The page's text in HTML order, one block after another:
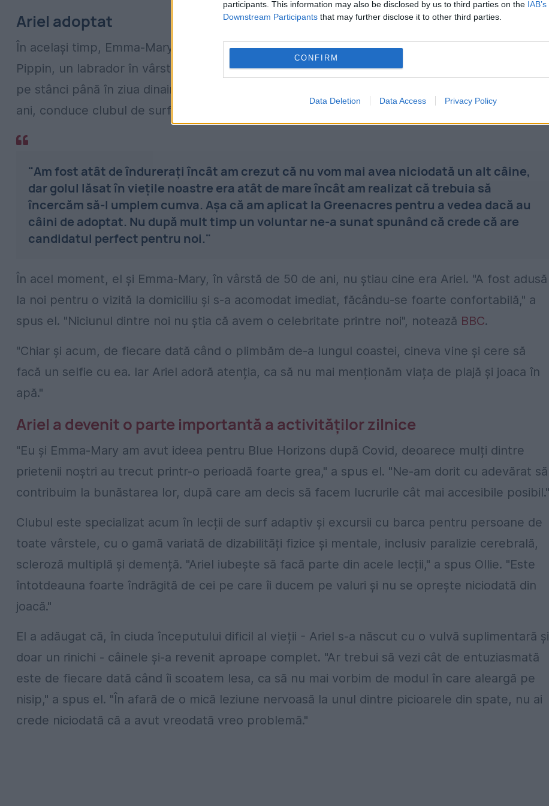
participants. This information may also be disclosed by us to third parties on the
Downstream Participants that may further disclose it to other third parties.
CONFIRM
Data Deletion Data Access Privacy Policy
Ariel adoptat
În același timp, Emma-Mary Webster și Ollie Bird se refăceau după pierderea câinelui lor,
Pippin, un labrador în vârstă de 16 ani. "Pippin era un câine minunat care înota în mare și urca
pe stânci până în ziua dinaintea morții sale subite," a spus Ollie. Acesta, în vârstă de 40 de
ani, conduce clubul de surf Blue Horizons din Pembrokeshire împreună cu partenera sa.
"Am fost atât de îndurerați încât am crezut că nu vom mai avea niciodată un alt câine,
dar golul lăsat în viețile noastre era atât de mare încât am realizat că trebuia să
încercăm să-l umplem cumva. Așa că am aplicat la Greenacres pentru a vedea dacă au
câini de adoptat. Nu după mult timp un voluntar ne-a sunat spunând că crede că are
candidatul perfect pentru noi."
În acel moment, el și Emma-Mary, în vârstă de 50 de ani, nu știau cine era Ariel. "A fost adusă
la noi pentru o vizită la domiciliu și s-a acomodat imediat, făcându-se foarte confortabilă," a
spus el. "Niciunul dintre noi nu știa că avem o celebritate printre noi", notează BBC.
"Chiar și acum, de fiecare dată când o plimbăm de-a lungul coastei, cineva vine și cere să
facă un selfie cu ea. Iar Ariel adoră atenția, ca să nu mai menționăm viața de plajă și joaca în
apă."
Ariel a devenit o parte importantă a activităților zilnice
"Eu și Emma-Mary am avut ideea pentru Blue Horizons după Covid, deoarece mulți dintre
prietenii noștri au trecut printr-o perioadă foarte grea," a spus el. "Ne-am dorit cu adevărat să
contribuim la bunăstarea lor, după care am decis să facem lucrurile cât mai accesibile posibil."
Clubul este specializat acum în lecții de surf adaptiv și excursii cu barca pentru persoane de
toate vârstele, cu o gamă variată de dizabilități fizice și mentale, inclusiv paralizie cerebrală,
scleroză multiplă și demență. "Ariel iubește să facă parte din acele lecții," a spus Ollie. "Este
întotdeauna foarte îndrăgită de cei pe care îi ducem pe valuri și nu se oprește niciodată din
joacă."
El a adăugat că, în ciuda începutului dificil al vieții - Ariel s-a născut cu o vulvă suplimentară și
doar un rinichi - câinele și-a revenit aproape complet. "Ar trebui să vezi cât de entuziasmată
este de fiecare dată când îi scoatem lesa, ca să nu mai vorbim de modul în care aleargă pe
nisip," a spus el. "În afară de o mică leziune nervoasă la unul dintre picioarele din spate, nu ai
crede niciodată că a avut vreodată vreo problemă."